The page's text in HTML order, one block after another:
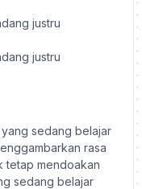
justru
justru
sedang belajar
rasa
tetap mendoakan
sedang belajar